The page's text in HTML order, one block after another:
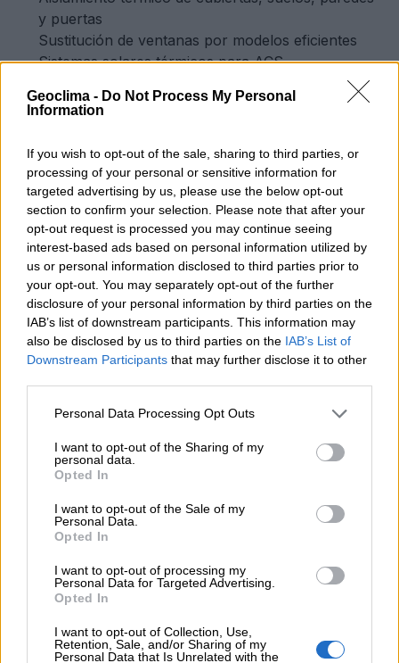
Geoclima - Do Not Process My Personal
Information
If you wish to opt-out of the sale, sharing to third parties, or
processing of your personal or sensitive information for
targeted advertising by us, please use the below opt-out
section to confirm your selection. Please note that after your
opt-out request is processed you may continue seeing
interest-based ads based on personal information utilized by
us or personal information disclosed to third parties prior to
your opt-out. You may separately opt-out of the further
disclosure of your personal information by third parties on the
IAB’s list of downstream participants. This information may
also be disclosed by us to third parties on the IAB’s List of
Downstream Participants that may further disclose it to other
Personal Data Processing Opt Outs
I want to opt-out of the Sharing of my
personal data.
Opted In
I want to opt-out of the Sale of my
Personal Data.
Opted In
I want to opt-out of processing my
Personal Data for Targeted Advertising.
Opted In
I want to opt-out of Collection, Use,
Retention, Sale, and/or Sharing of my
Personal Data that Is Unrelated with the
y puertas
Sustitución de ventanas por modelos eficientes
Sistemas solares térmicos para ACS
calentadores de gas
¿Por qué
aprovechar este
apoyo ahora?
El programa permite:
Reducir la factura energética
Mejorar el confort térmico
Valorar la vivienda
Minimizar el coste del investimento
Contribuir a un municipio más sostenible
Debido a que los fondos son limitados y se asignan
por orden de solicitud, es importante actuar cuanto
¿Cómo puede
ayudar Geoclima?
Geoclima acompaña todo el proceso: